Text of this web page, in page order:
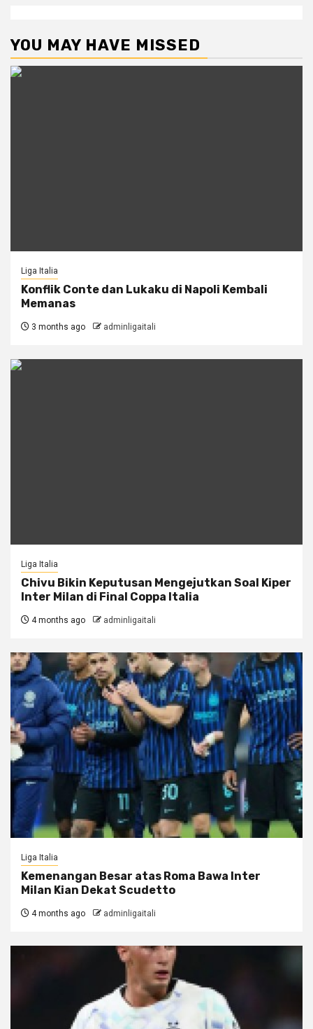
YOU MAY HAVE MISSED
Liga Italia
Konflik Conte dan Lukaku di Napoli Kembali
Memanas
3 months ago adminligaitali
Liga Italia
Chivu Bikin Keputusan Mengejutkan Soal Kiper
Inter Milan di Final Coppa Italia
4 months ago adminligaitali
Liga Italia
Kemenangan Besar atas Roma Bawa Inter
Milan Kian Dekat Scudetto
4 months ago adminligaitali